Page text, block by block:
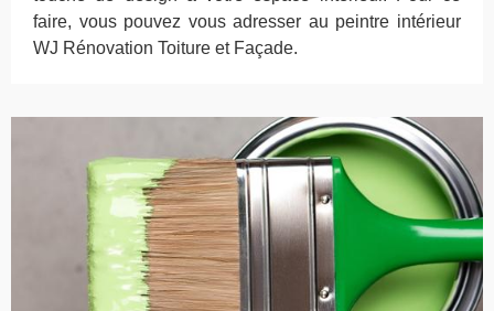
faire, vous pouvez vous adresser au peintre intérieur
WJ Rénovation Toiture et Façade.